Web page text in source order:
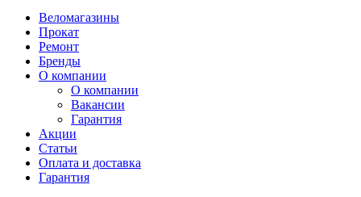
Веломагазины
Прокат
Ремонт
Бренды
О компании
О компании
Вакансии
Гарантия
Акции
Статьи
Оплата и доставка
Гарантия